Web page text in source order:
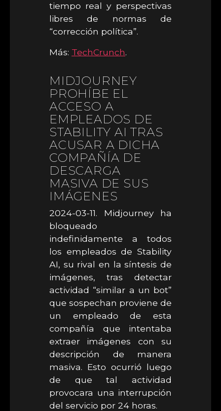
tiempo real y perspectivas
libres de normas de
“corrección política”.
Más: TechCrunch.
MIDJOURNEY
PROHÍBE EL
ACCESO A
EMPLEADOS DE
STABILITY AI TRAS
ACUSAR A DICHA
COMPAÑÍA DE
DESCARGA
MASIVA DE SUS
IMÁGENES
2024-03-11. Midjourney ha
bloqueado
indefinidamente a todos
los empleados de Stability
AI, su rival en la síntesis de
imágenes, tras detectar
actividad “similar a un bot”
que sospechan proviene de
un empleado de esta
compañía que intentaba
extraer imágenes con su
descripción de manera
masiva. Esto ocurrió luego
de que tal actividad
provocara una interrupción
del servicio por 24 horas.